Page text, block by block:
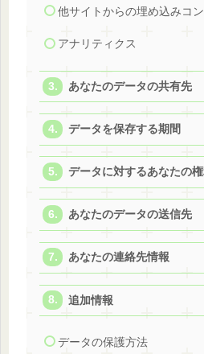
他サイトからの埋め込みコ
アナリティクス
あなたのデータの共有先
データを保存する期間
データに対するあなたの権
あなたのデータの送信先
あなたの連絡先情報
追加情報
データの保護方法